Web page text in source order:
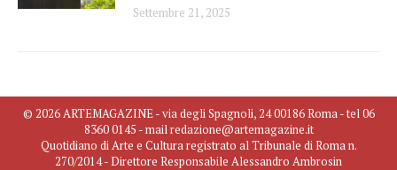
Settembre 21, 2025
© 2026 ARTEMAGAZINE - via degli Spagnoli, 24 00186 Roma - tel 06
8360 0145 - mail redazione@artemagazine.it
Quotidiano di Arte e Cultura registrato al Tribunale di Roma n.
270/2014 - Direttore Responsabile Alessandro Ambrosin